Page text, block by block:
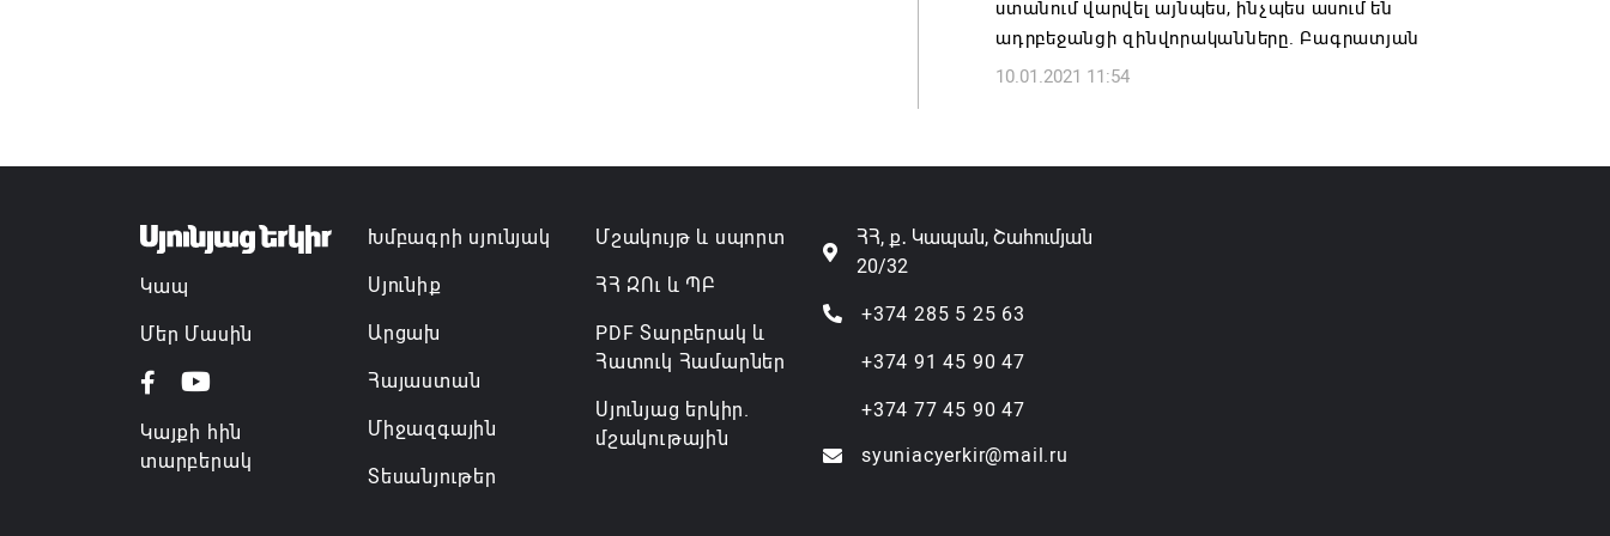
07.08.2026 16:09
ստանում վարվել այնպես, ինչպես ասում են
ադրբեջանցի զինվորականները. Բագրատյան
10.01.2021 11:54
Կապ
Մեր Մասին
Կայքի հին
տարբերակ
Խմբագրի սյունյակ
Սյունիք
Արցախ
Հայաստան
Միջազգային
Տեսանյութեր
Մշակույթ և սպորտ
ՀՀ ԶՈւ և ՊԲ
PDF Տարբերակ և
Հատուկ Համարներ
Սյունյաց երկիր.
մշակութային
ՀՀ, ք․ Կապան, Շահումյան
20/32
+374 285 5 25 63
+374 91 45 90 47
+374 77 45 90 47
syuniacyerkir@mail.ru